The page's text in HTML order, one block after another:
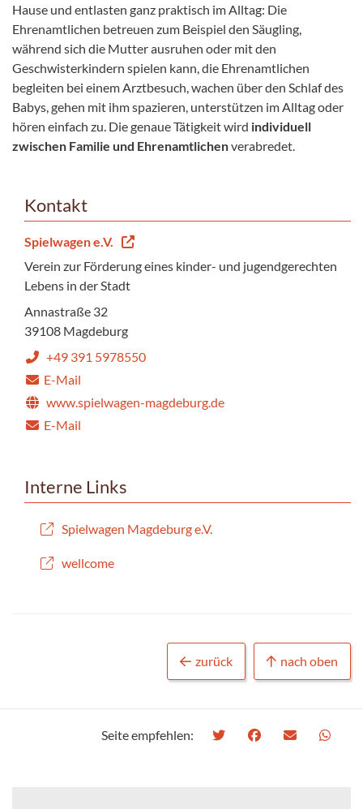
Hause und entlasten ganz praktisch im Alltag: Die
Ehrenamtlichen betreuen zum Beispiel den Säugling,
während sich die Mutter ausruhen oder mit den
Geschwisterkindern spielen kann, die Ehrenamtlichen
begleiten bei einem Arztbesuch, wachen über den Schlaf des
Babys, gehen mit ihm spazieren, unterstützen im Alltag oder
hören einfach zu. Die genaue Tätigkeit wird individuell
zwischen Familie und Ehrenamtlichenverabredet.
Kontakt
Spielwagen e.V.
Verein zur Förderung eines kinder- und jugendgerechten
Lebens in der Stadt
Annastraße 32
39108 Magdeburg
+49 391 5978550
E-Mail
www.spielwagen-magdeburg.de
E-Mail
Interne Links
Spielwagen Magdeburg e.V.
wellcome
zurück nach oben
Seite empfehlen: